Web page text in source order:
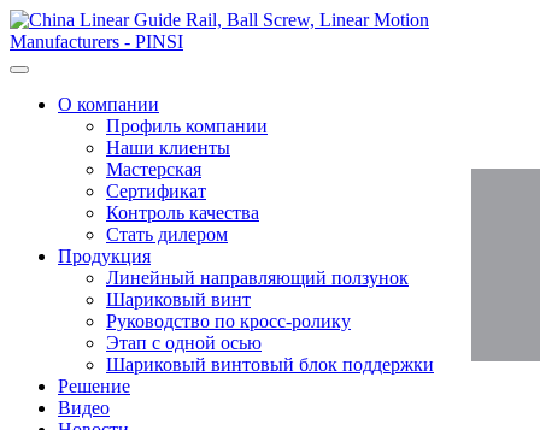
О компании
Профиль компании
Наши клиенты
Мастерская
Сертификат
Контроль качества
Стать дилером
Продукция
Линейный направляющий ползунок
Шариковый винт
Руководство по кросс-ролику
Этап с одной осью
Шариковый винтовый блок поддержки
Решение
Видео